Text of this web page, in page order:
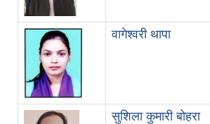
वागेश्वरी थापा
सुशिला कुमारी बोहरा